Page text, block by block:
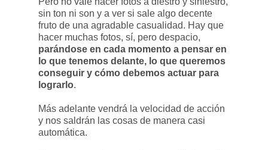
sin ton ni son y a ver si sale algo decente
fruto de una agradable casualidad. Hay que
hacer muchas fotos, sí, pero despacio,
parándose en cada momento a pensar en
lo que tenemos delante, lo que queremos
conseguir y cómo debemos actuar para
lograrlo.
Más adelante vendrá la velocidad de acción
y nos saldrán las cosas de manera casi
automática.